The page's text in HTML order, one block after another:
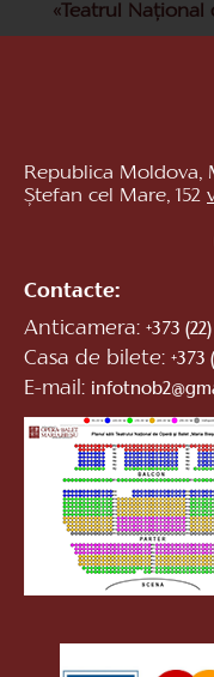
«Teatrul Național
Republica Moldova,
Ștefan cel Mare, 152
Contacte:
Anticamera: +373
Casa de bilete: +373
E-mail: